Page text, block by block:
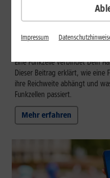
Wie funktioniert
Mobilfunk?
Eine Funkzelle verbindet Dein
Dieser Beitrag erklärt, wie eine
ihre Reichweite abhängt und
Funkzellen passiert.
Mehr erfahren
Impressum